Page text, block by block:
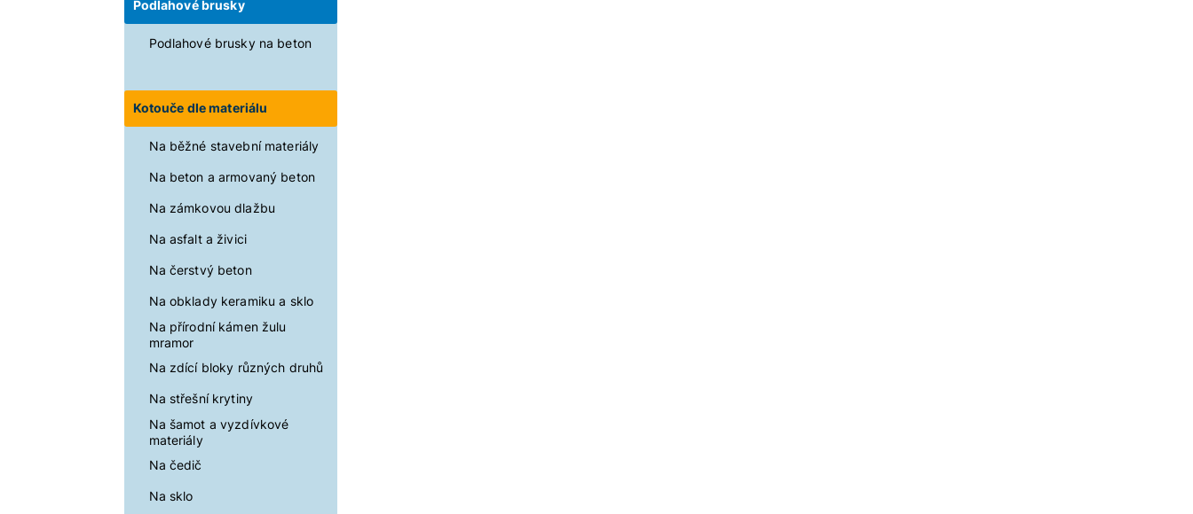
Podlahové brusky
Podlahové brusky na beton
Kotouče dle materiálu
Na běžné stavební materiály
Na beton a armovaný beton
Na zámkovou dlažbu
Na asfalt a živici
Na čerstvý beton
Na obklady keramiku a sklo
Na přírodní kámen žulu
mramor
Na zdící bloky různých druhů
Na střešní krytiny
Na šamot a vyzdívkové
materiály
Na čedič
Na sklo